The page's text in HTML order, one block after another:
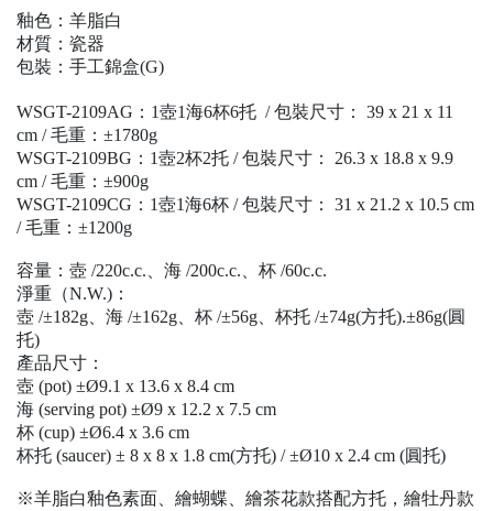
釉色：羊脂白
材質：瓷器
包裝：手工錦盒(G)
WSGT-2109AG：1壺1海6杯6托 /包裝尺寸：
39 x 21 x 11
cm /毛重： ±1780g
WSGT-2109BG：1壺2杯2托 /包裝尺寸：
26.3 x 18.8 x 9.9
cm /毛重： ±900g
WSGT-2109CG：1壺1海6杯 /包裝尺寸：
31 x 21.2 x 10.5 cm
/毛重： ±1200g
容量： 壺 /220c.c. 、海 /200c.c. 、杯 /60c.c.
淨重（N.W.)：
壺 /±182g 、海 /±162g 、杯 /±56g 、杯托 /±74g(方托).±86g(圓
托)
產品尺寸：
壺 (pot) ±Ø9.1 x 13.6 x 8.4 cm
海 (serving pot) ±Ø9 x 12.2 x 7.5 cm
杯 (cup) ±Ø6.4 x 3.6 cm
杯托 (saucer) ± 8 x 8 x 1.8 cm(方托) / ±Ø10 x 2.4 cm (圓托)
※羊脂白釉色素面、繪蝴蝶、繪茶花款搭配方托，繪牡丹款